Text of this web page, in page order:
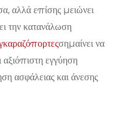
αλλά επίσης μειώνει
την κατανάλωση
σημαίνει να
εγγύηση
ασφάλειας και άνεσης